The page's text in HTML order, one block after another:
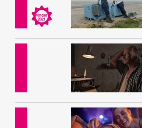
Vinder
2021